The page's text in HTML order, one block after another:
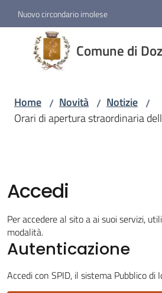
Vai al contenuto
Vai alla navigazione
Vai al footer
Nuovo circondario imolese
Comune di
Comune
di
Dozza
Amministrazione
Servizi
Vivere
Home / Novità / Notizie /
Orari di apertura straordinaria
Accedi
Per accedere al sito a ai suoi servizi,
modalità.
Autenticazione
Accedi con SPID, il sistema Pubblico di